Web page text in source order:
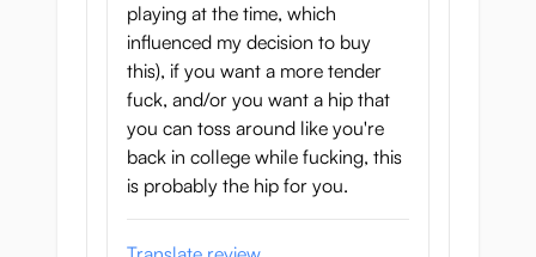
playing at the time, which
influenced my decision to buy
this), if you want a more tender
fuck, and/or you want a hip that
you can toss around like you're
back in college while fucking, this
is probably the hip for you.